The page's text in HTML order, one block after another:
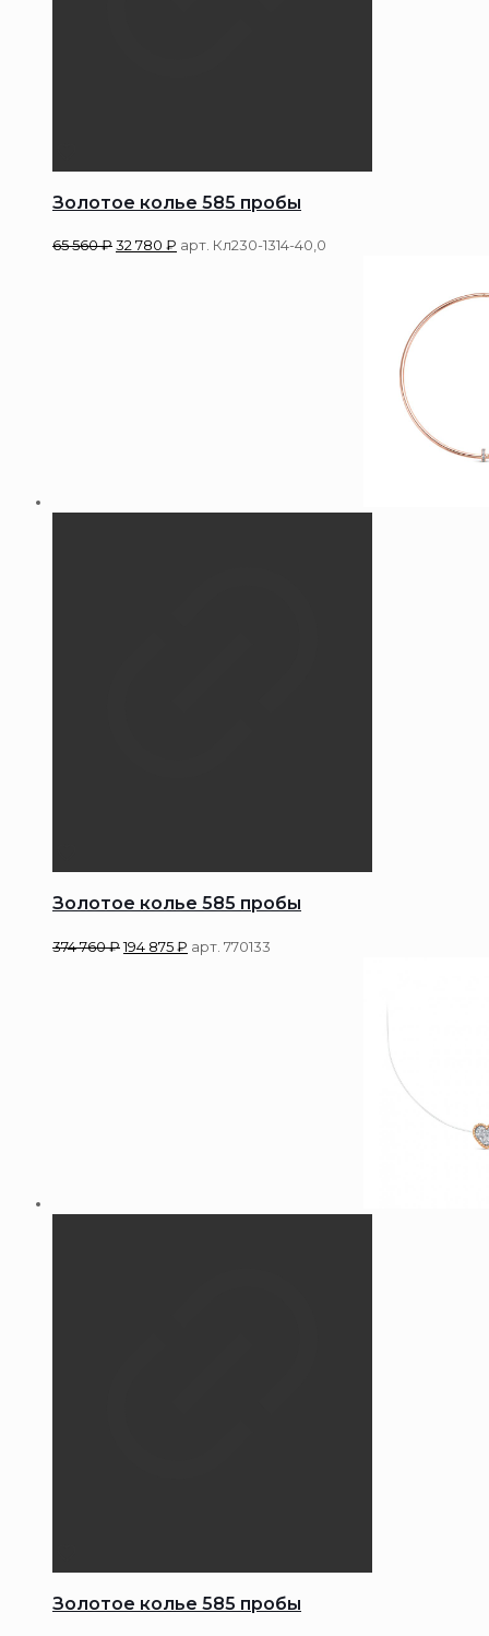
Золотое колье 585 пробы
65 560₽32 780 ₽ арт. Кл230-1314-40,0
Золотое колье 585 пробы
374 760₽194 875₽ арт. 770133
Золотое колье 585 пробы